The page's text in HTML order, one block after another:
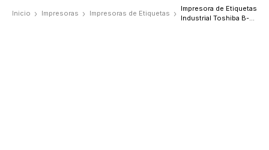
Inicio Impresoras Impresoras de Etiquetas
Impresora de Etiquetas
Industrial Toshiba B-